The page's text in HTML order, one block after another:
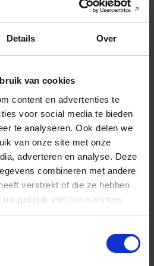
Details Over
van cookies
content en advertenties te
voor social media te bieden
te analyseren. Ook delen we
van onze site met onze
adverteren en analyse. Deze
combineren met andere
verstrekt of die ze hebben
gebruik van hun services.
hoge respons)
(alleen Sony E-mount)
coating (voorste element)
schakelen tussen lineaire focus
(alleen voor L-Mount)